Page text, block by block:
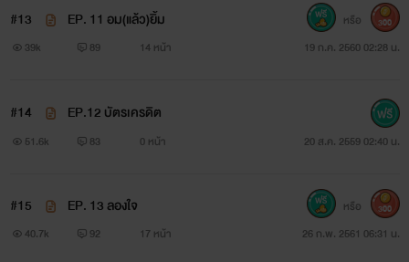
#13 EP. 11 อม(แล้ว)ยิ้ม
39k 89 14 หน้า 19 ก.ค. 2560 02:28 น.
หรือ 300
#14 EP.12 บัตรเครดิต
51.6k 83 0 หน้า 20 ส.ค. 2559 02:40 น.
#15 EP. 13 ลองใจ
40.7k 92 17 หน้า 26 ก.พ. 2561 06:31 น.
หรือ 300